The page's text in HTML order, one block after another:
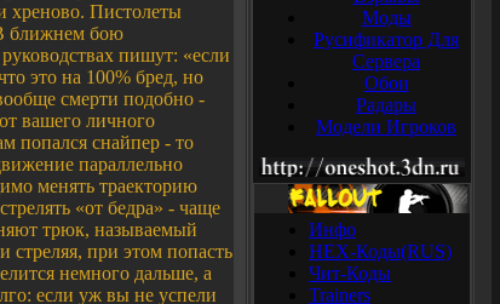
хреново. Пистолеты
ближнем бою
пишут: «если
это на 100% бред, но
смерти подобно -
вашего личного
попался снайпер - то
параллельно
менять траекторию
«от бедра» - чаще
трюк, называемый
стреляя, при этом попасть
немного дальше, а
если уж вы не успели
Моды
Русификатор Для
Сервера
Обои
Радары
Модели Игроков
Инфо
HEX-Коды(RUS)
Чит-Коды
Trainers